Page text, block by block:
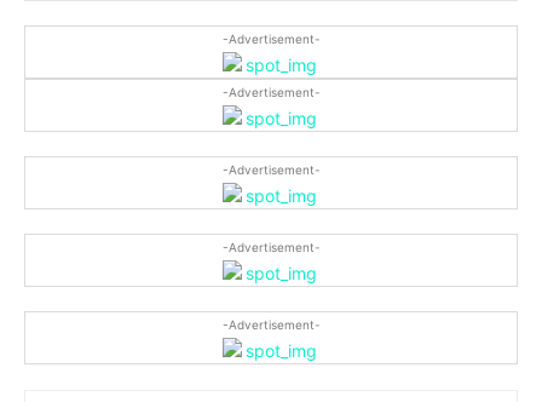
-Advertisement-
-Advertisement-
-Advertisement-
-Advertisement-
-Advertisement-